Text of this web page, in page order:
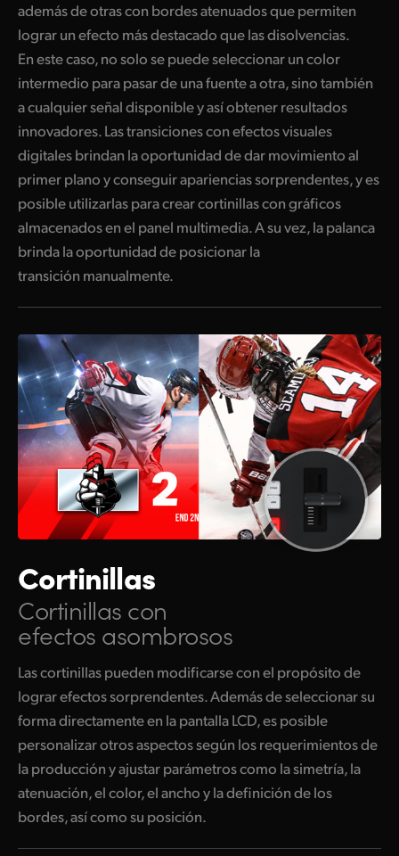
además de otras con bordes atenuados que permiten
lograr un efecto más destacado que las disolvencias.
En este caso, no solo se puede seleccionar un color
intermedio para pasar de una fuente a otra, sino también
a cualquier señal disponible y así obtener resultados
innovadores. Las transiciones con efectos visuales
digitales brindan la oportunidad de dar movimiento al
primer plano y conseguir apariencias sorprendentes, y es
posible utilizarlas para crear cortinillas con gráficos
almacenados en el panel multimedia. A su vez, la palanca
brinda la oportunidad de posicionar la
transición manualmente.
Cortinillas
Cortinillas con
efectos asombrosos
Las cortinillas pueden modificarse con el propósito de
lograr efectos sorprendentes. Además de seleccionar su
forma directamente en la pantalla LCD, es posible
personalizar otros aspectos según los requerimientos de
la producción y ajustar parámetros como la simetría, la
atenuación, el color, el ancho y la definición de los
bordes, así como su posición.